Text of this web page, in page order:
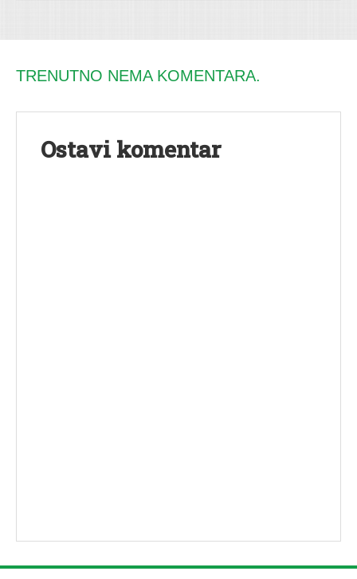
TRENUTNO NEMA KOMENTARA.
Ostavi komentar